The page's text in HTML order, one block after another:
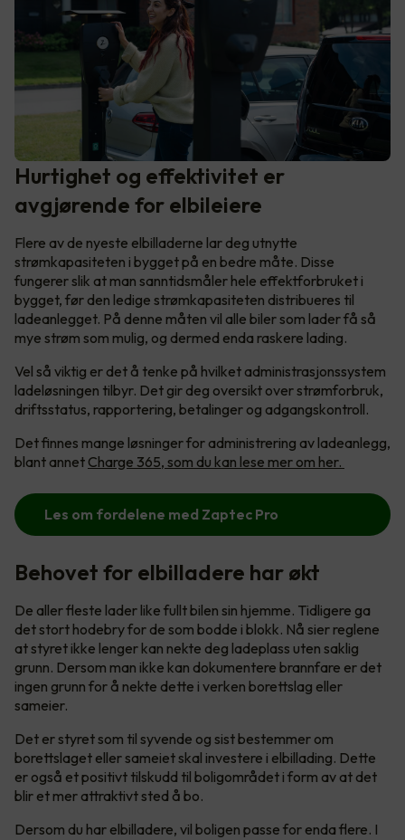
Hurtighet og effektivitet er
avgjørende for elbileiere
Flere av de nyeste elbilladerne lar deg utnytte
strømkapasiteten i bygget på en bedre måte. Disse
fungerer slik at man sanntidsmåler hele effektforbruket i
bygget, før den ledige strømkapasiteten distribueres til
ladeanlegget. På denne måten vil alle biler som lader få så
mye strøm som mulig, og dermed enda raskere lading.
Vel så viktig er det å tenke på hvilket administrasjonssystem
ladeløsningen tilbyr. Det gir deg oversikt over strømforbruk,
driftsstatus, rapportering, betalinger og adgangskontroll.
Det finnes mange løsninger for administrering av ladeanlegg,
blant annet Charge 365, som du kan lese mer om her.
Les om fordelene med Zaptec Pro
Behovet for elbilladere har økt
De aller fleste lader like fullt bilen sin hjemme. Tidligere ga
det stort hodebry for de som bodde i blokk. Nå sier reglene
at styret ikke lenger kan nekte deg ladeplass uten saklig
grunn. Dersom man ikke kan dokumentere brannfare er det
ingen grunn for å nekte dette i verken borettslag eller
sameier.
Det er styret som til syvende og sist bestemmer om
borettslaget eller sameiet skal investere i elbillading. Dette
er også et positivt tilskudd til boligområdet i form av at det
blir et mer attraktivt sted å bo.
Dersom du har elbilladere, vil boligen passe for enda flere. I